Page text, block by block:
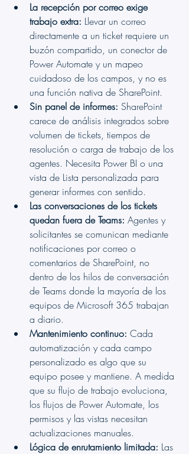
La recepción por correo exige
trabajo extra: Llevar un correo
directamente a un ticket requiere un
buzón compartido, un conector de
Power Automate y un mapeo
cuidadoso de los campos, y no es
una función nativa de SharePoint.
Sin panel de informes: SharePoint
carece de análisis integrados sobre
volumen de tickets, tiempos de
resolución o carga de trabajo de los
agentes. Necesita Power BI o una
vista de Lista personalizada para
generar informes con sentido.
Las conversaciones de los tickets
quedan fuera de Teams: Agentes y
solicitantes se comunican mediante
notificaciones por correo o
comentarios de SharePoint, no
dentro de los hilos de conversación
de Teams donde la mayoría de los
equipos de Microsoft 365 trabajan
a diario.
Mantenimiento continuo: Cada
automatización y cada campo
personalizado es algo que su
equipo posee y mantiene. A medida
que su flujo de trabajo evoluciona,
los flujos de Power Automate, los
permisos y las vistas necesitan
actualizaciones manuales.
Lógica de enrutamiento limitada: Las